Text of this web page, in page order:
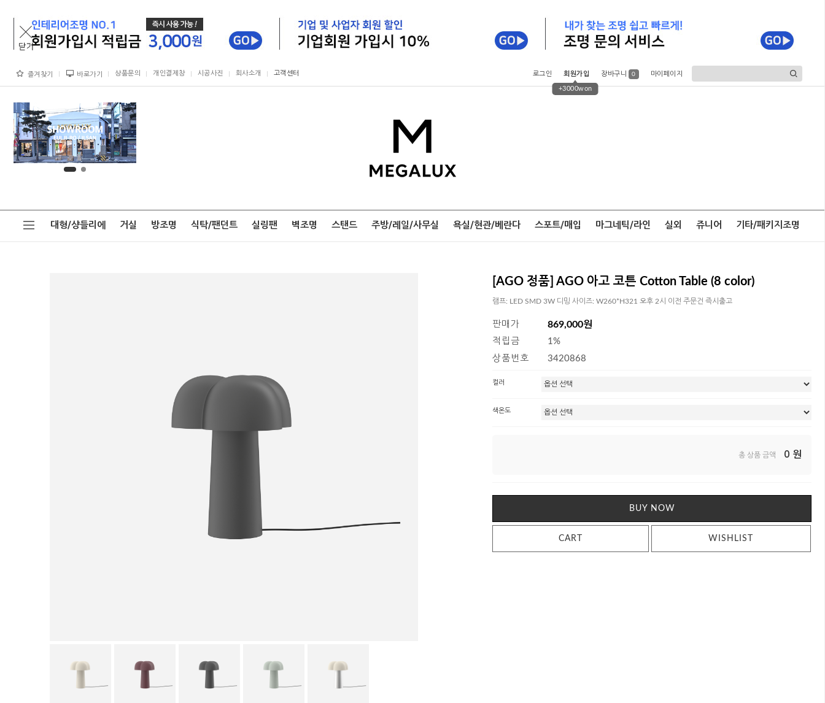
즐겨찾기 바로가기 상품문의 개인결제창 시공사진 회사소개 고객센터 로그인 회원가입
+3000won
장바구니 0 마이페이지
대형/샹들리에 거실 방조명 식탁/팬던트 실링팬 벽조명 스탠드 주방/레일/사무실 욕실/현관/베란다 스포트/매입 마그네틱/라인 실외 쥬니어 기타/패키지조명
[AGO 정품] AGO 아고 코튼 Cotton Table (8 color)
램프: LED SMD 3W 디밍 사이즈: W260*H321 오후 2시 이전 주문건 즉시출고
판매가 869,000원
적립금
1%
상품번호
3420868
컬러
색온도
총 상품 금액 0 원
BUY NOW
CART WISHLIST